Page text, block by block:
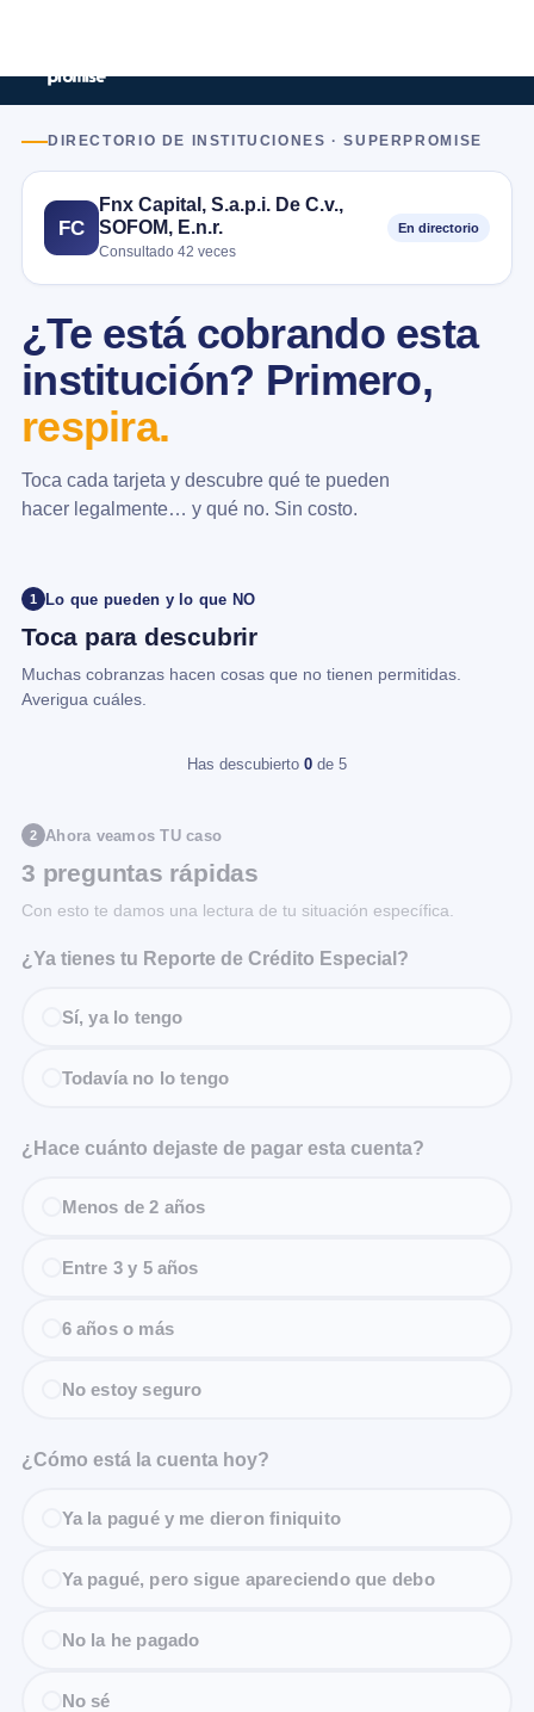
DIRECTORIO DE INSTITUCIONES · SUPERPROMISE
FC
Fnx Capital, S.a.p.i. De C.v.,
SOFOM, E.n.r.
Consultado 42 veces
En directorio
¿Te está cobrando esta
institución? Primero,
respira.
Toca cada tarjeta y descubre qué te pueden
hacer legalmente… y qué no. Sin costo.
1 Lo que pueden y lo que NO
Toca para descubrir
Muchas cobranzas hacen cosas que no tienen permitidas.
Averigua cuáles.
Has descubierto 0 de 5
2 Ahora veamos TU caso
3 preguntas rápidas
Con esto te damos una lectura de tu situación específica.
¿Ya tienes tu Reporte de Crédito Especial?
Sí, ya lo tengo
Todavía no lo tengo
¿Hace cuánto dejaste de pagar esta cuenta?
Menos de 2 años
Entre 3 y 5 años
6 años o más
No estoy seguro
¿Cómo está la cuenta hoy?
Ya la pagué y me dieron finiquito
Ya pagué, pero sigue apareciendo que debo
No la he pagado
No sé